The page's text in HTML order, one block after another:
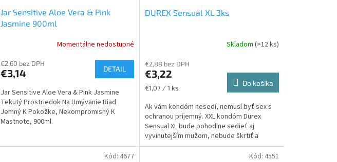
Jar Sensitive Aloe Vera & Pink
Jasmine 900ml
Momentálne nedostupné
€2,60 bez DPH
€3,14 DETAIL
Jar Sensitive Aloe Vera & Pink Jasmine
Tekutý Prostriedok Na Umývanie Riad
Jemný K Pokožke, Nekompromisný K
Mastnote, 900ml.
DUREX Sensual XL 3ks
Skladom (>12 ks)
€2,88 bez DPH
€3,22
Jednotková
€1,07 / 1 ks
Do košíka
Ak vám kondóm nesedí, nemusí byť sex s
ochranou príjemný. XXL kondóm Durex
Sensual XL bude pohodlne sedieť aj
vyvinutejším mužom, nebude škrtiť a
poskytne bezpečnú ochranu.
Kód: 4677 Kód: 4551